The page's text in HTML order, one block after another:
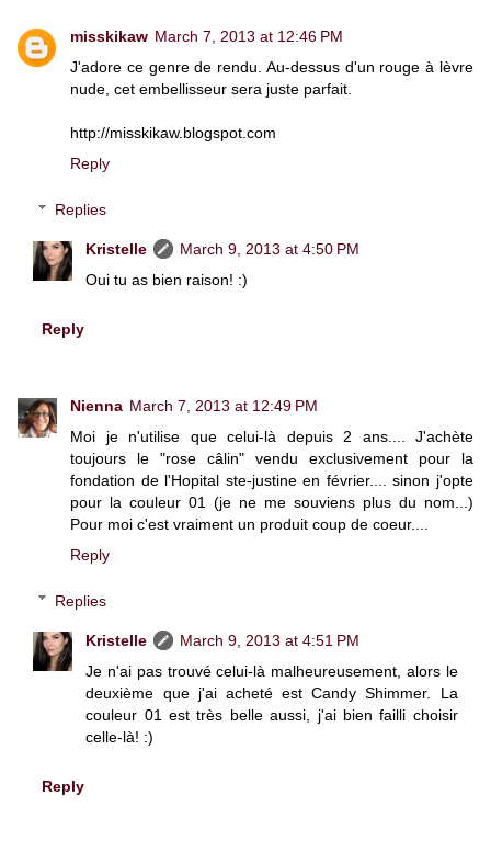
misskikaw March 7, 2013 at 12:46 PM
J'adore ce genre de rendu. Au-dessus d'un rouge à lèvre
nude, cet embellisseur sera juste parfait.
http://misskikaw.blogspot.com
Reply
Replies
Kristelle
March 9, 2013 at 4:50 PM
Oui tu as bien raison! :)
Reply
Nienna March 7, 2013 at 12:49 PM
Moi je n'utilise que celui-là depuis 2 ans.... J'achète
toujours le "rose câlin" vendu exclusivement pour la
fondation de l'Hopital ste-justine en février.... sinon j'opte
pour la couleur 01 (je ne me souviens plus du nom...)
Pour moi c'est vraiment un produit coup de coeur....
Reply
Replies
Kristelle
March 9, 2013 at 4:51 PM
Je n'ai pas trouvé celui-là malheureusement, alors le
deuxième que j'ai acheté est Candy Shimmer. La
couleur 01 est très belle aussi, j'ai bien failli choisir
celle-là! :)
Reply